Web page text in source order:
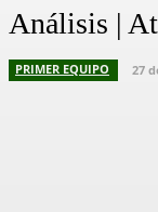
Análisis |
PRIMER EQUIPO 27